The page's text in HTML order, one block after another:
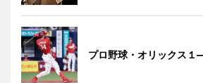
プロ野球・オリックス１